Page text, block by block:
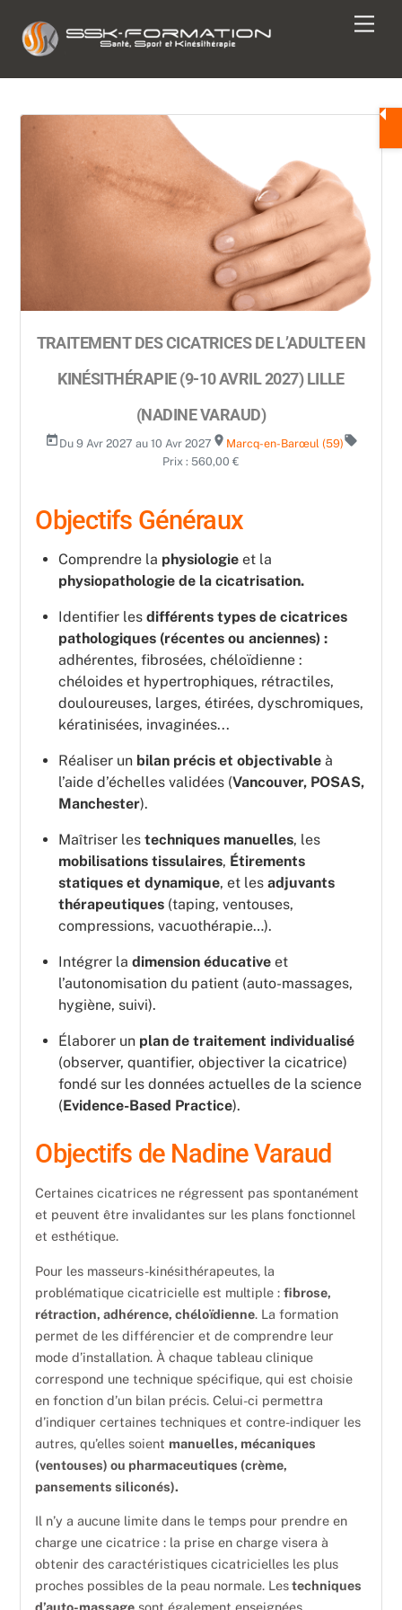
content
TRAITEMENT DES CICATRICES DE L’ADULTE EN
KINÉSITHÉRAPIE (9-10 AVRIL 2027) LILLE
(NADINE VARAUD)
today Du 9 Avr 2027 au 10 Avr 2027 room Marcq-en-Barœul (59)local_offer
Prix : 560,00 €
Objectifs Généraux
Comprendre la physiologie et la
physiopathologie de la cicatrisation.
Identifier les différents types de cicatrices
pathologiques (récentes ou anciennes) :
adhérentes, fibrosées, chéloïdienne :
chéloides et hypertrophiques, rétractiles,
douloureuses, larges, étirées, dyschromiques,
kératinisées, invaginées...
Réaliser un bilan précis et objectivable à
l’aide d’échelles validées (Vancouver, POSAS,
Manchester).
Maîtriser les techniques manuelles, les
mobilisations tissulaires, Étirements
statiques et dynamique, et les adjuvants
thérapeutiques (taping, ventouses,
compressions, vacuothérapie…).
Intégrer la dimension éducative et
l’autonomisation du patient (auto-massages,
hygiène, suivi).
Élaborer un plan de traitement individualisé
(observer, quantifier, objectiver la cicatrice)
fondé sur les données actuelles de la science
(Evidence-Based Practice).
Objectifs de Nadine Varaud
Certaines cicatrices ne régressent pas spontanément
et peuvent être invalidantes sur les plans fonctionnel
et esthétique.
Pour les masseurs-kinésithérapeutes, la
problématique cicatricielle est multiple :fibrose,
rétraction, adhérence, chéloïdienne. La formation
permet de les différencier et de comprendre leur
mode d’installation. À chaque tableau clinique
correspond une technique spécifique, qui est choisie
en fonction d’un bilan précis. Celui-ci permettra
d’indiquer certaines techniques et contre-indiquer les
autres, qu’elles soient manuelles, mécaniques
(ventouses) ou pharmaceutiques (crème,
pansements siliconés).
Il n’y a aucune limite dans le temps pour prendre en
charge une cicatrice : la prise en charge visera à
obtenir des caractéristiques cicatricielles les plus
proches possibles de la peau normale. Lestechniques
d’auto-massage sont également enseignées.